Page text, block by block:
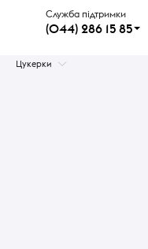
Служба підтримки
(044) 286 15 85
Цукерки